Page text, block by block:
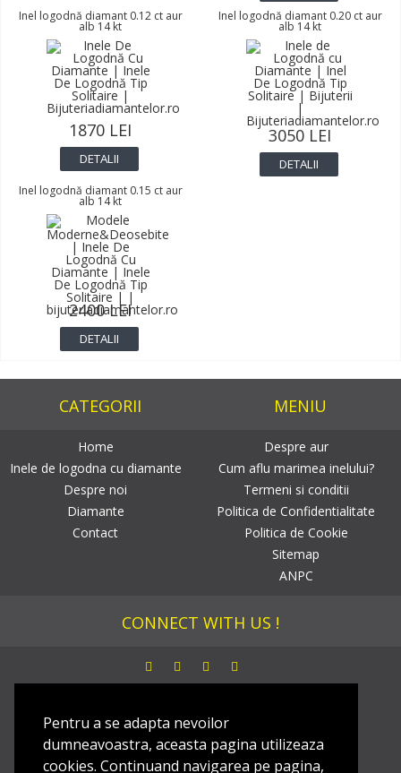
Pentru a se adapta nevoilor
dumneavoastra, aceasta pagina utilizeaza
cookies. Continuand navigarea pe pagina,
Inel logodnă diamant 0.12 ct aur
alb 14 kt
1870 LEI
DETALII
Inel logodnă diamant 0.20 ct aur
alb 14 kt
3050 LEI
DETALII
Inel logodnă diamant 0.15 ct aur
alb 14 kt
2400 LEI
DETALII
CATEGORII
Home
Inele de logodna cu diamante
Despre noi
Diamante
Contact
MENIU
Despre aur
Cum aflu marimea inelului?
Termeni si conditii
Politica de Confidentialitate
Politica de Cookie
Sitemap
ANPC
CONNECT WITH US !
Dezaboneaza